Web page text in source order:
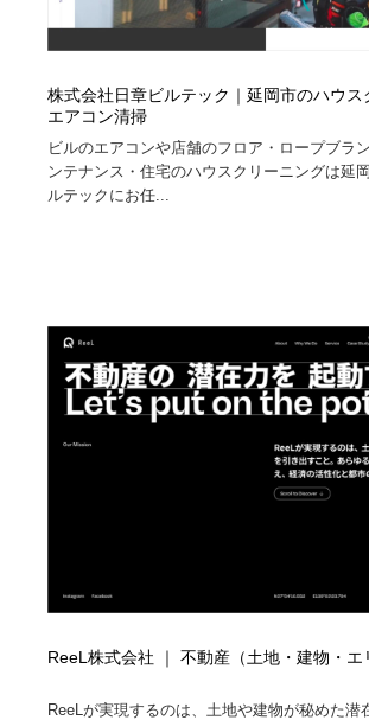
株式会社日章ビルテック｜延岡市のハウス
エアコン清掃
ビルのエアコンや店舗のフロア・ロープブラ
ンテナンス・住宅のハウスクリーニングは延
ルテックにお任...
ReeL株式会社 ｜ 不動産（土地・建物・エ
ReeLが実現するのは、土地や建物が秘めた潜